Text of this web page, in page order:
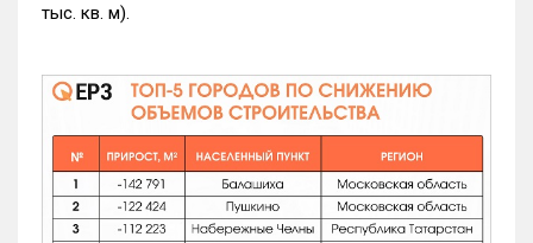
тыс. кв. м).